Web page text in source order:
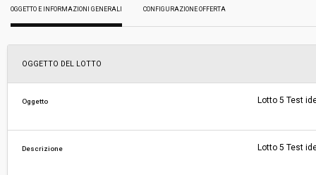
Data pubblicazione:
Svolgimento:
Responsabile attuale:
ESTAR - ENTE DI SUPPORTO TECNICO
OGGETTO E INFORMAZIONI GENERALI CONFIGURAZIONE OFFERTA
OGGETTO DEL LOTTO
Oggetto Lotto 5 Test
Descrizione Lotto 5 Test